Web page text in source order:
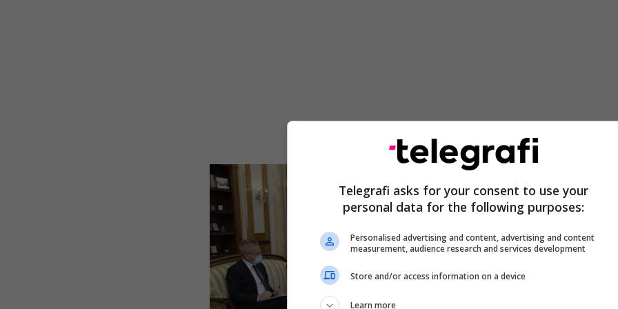
Telegrafi asks for your consent to use your
personal data for the following purposes:
Personalised advertising and content, advertising and content
measurement, audience research and services development
Store and/or access information on a device
Learn more